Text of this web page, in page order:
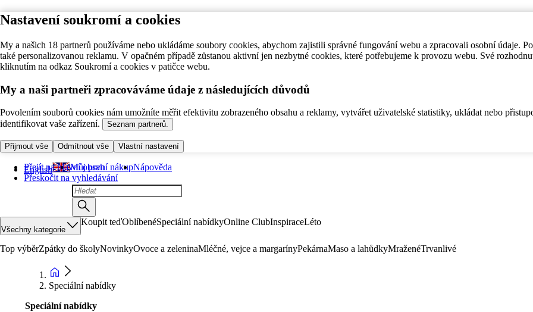
Nastavení soukromí a cookies
My a našich 18 partnerů používáme nebo ukládáme soubory cookies, abychom zajistili správné fungování webu a zpracovali osobní údaje.
také personalizovanou reklamu. V opačném případě zůstanou aktivní jen nezbytné cookies, které potřebujeme k provozu webu. Své
kliknutím na odkaz Soukromí a cookies v patičce webu.
My a naši partneři zpracováváme údaje z následujících důvodů
Povolením souborů cookies nám umožníte měřit efektivitu zobrazeného obsahu a reklamy, vytvářet uživatelské statistiky, ukládat nebo
identifikovat vaše zařízení.
Seznam partnerů.
Přijmout vše Odmítnout vše Vlastní nastavení
Přejít na hlavní obsah
Přeskočit na vyhledávání
English Můj první nákupNápověda
Všechny kategorie
Koupit teďOblíbenéSpeciální nabídkyOnline ClubInspiraceLéto
Top výběrZpátky do školyNovinkyOvoce a zeleninaMléčné, vejce a margarínyPekárnaMaso a lahůdkyMraženéTrvanlivé
Speciální nabídky
Speciální nabídky